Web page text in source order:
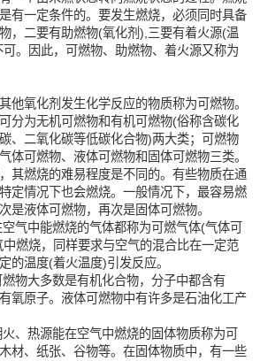
有一定条件的。要发生燃烧，必须同时具备
，二要有助燃物(氧化剂),三要有着火源(温
。因此，可燃物、助燃物、着火源又称为
他氧化剂发生化学反应的物质称为可燃物。
分为无机可燃物和有机可燃物(俗称含碳化
、二氧化碳等低碳化合物)两大类；可燃物
体可燃物、液体可燃物和固体可燃物三类。
其燃烧的难易程度是不同的。有些物质在通
定情况下也会燃烧。一般情况下，最容易燃
是液体可燃物，再次是固体可燃物。
气中能燃烧的气体都称为可燃气体(气体可
燃烧，同样要求与空气的混合比在一定范
的温度(着火温度)引发反应。
物大多数是有机化合物，分子中都含有
氧原子。液体可燃物中有许多是石油化工产
、热源能在空气中燃烧的固体物质称为可
材、纸张、谷物等。在固体物质中，有一些